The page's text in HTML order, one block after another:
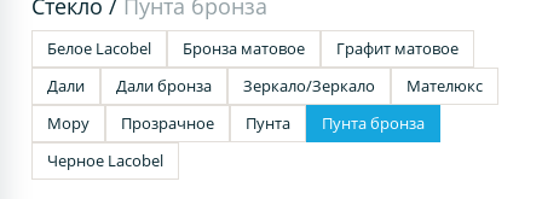
Стекло / Пунта бронза
Белое Lacobel Бронза матовое
Графит матовое
Дали
Дали бронза Зеркало/Зеркало
Мателюкс
Мору
Прозрачное Пунта
Пунта бронза
Черное Lacobel